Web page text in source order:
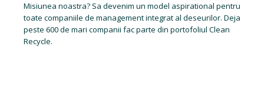
Misiunea noastra? Sa devenim un model aspirational pentru
toate companiile de management integrat al deseurilor. Deja
peste 600 de mari companii fac parte din portofoliul Clean
Recycle.